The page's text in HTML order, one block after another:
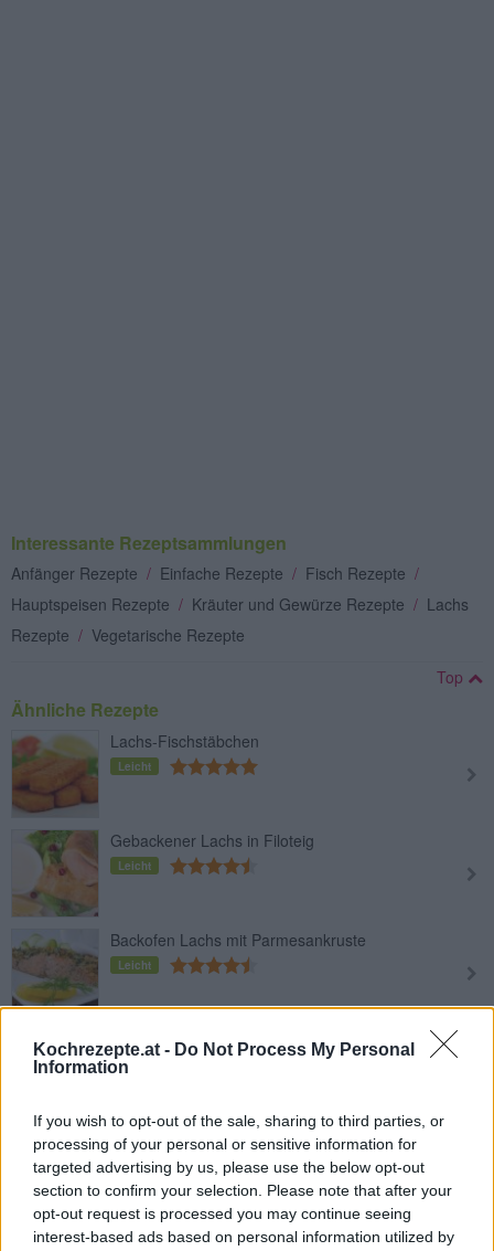
Kochrezepte.at - Do Not Process My Personal
Information
If you wish to opt-out of the sale, sharing to third parties, or
processing of your personal or sensitive information for
targeted advertising by us, please use the below opt-out
section to confirm your selection. Please note that after your
opt-out request is processed you may continue seeing
interest-based ads based on personal information utilized by
Interessante Rezeptsammlungen
Anfänger Rezepte / Einfache Rezepte / Fisch Rezepte /
Hauptspeisen Rezepte / Kräuter und Gewürze Rezepte / Lachs
Rezepte / Vegetarische Rezepte
Top
Ähnliche Rezepte
Lachs-Fischstäbchen
Leicht
Gebackener Lachs in Filoteig
Leicht
Backofen Lachs mit Parmesankruste
Leicht
Lachs mit Kartoffelpüree
Leicht
Lachsfilet mit Krensauce
Leicht
Teriyaki-Lachs